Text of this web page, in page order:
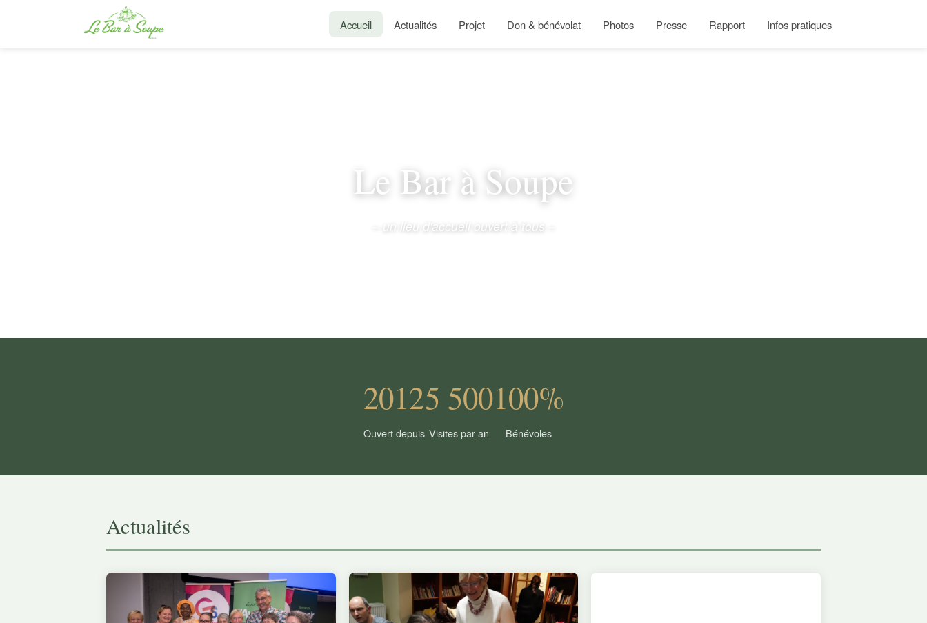
Accueil Actualités Projet Don & bénévolat Photos Presse Rapport Infos pratiques
Le Bar à Soupe
– un lieu d'accueil ouvert à tous –
2012
Ouvert depuis
5 500
Visites par an
100%
Bénévoles
Actualités